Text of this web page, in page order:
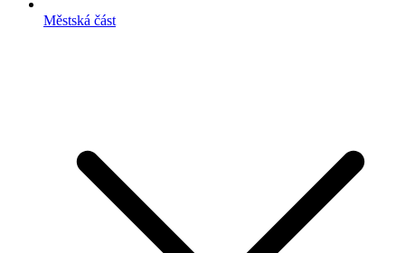
Městská část